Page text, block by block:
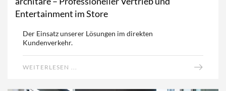
Entertainment im Store
Der Einsatz unserer Lösungen im direkten
Kundenverkehr.
WEITERLESEN ...